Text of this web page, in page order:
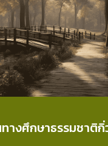
ทางศึกษาธรรมชาติ